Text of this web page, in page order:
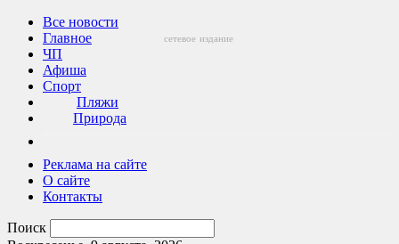
Все новости
Главное
ЧП
Афиша
Спорт
Пляжи
Природа
Реклама на сайте
О сайте
Контакты
Поиск
сетевое издание